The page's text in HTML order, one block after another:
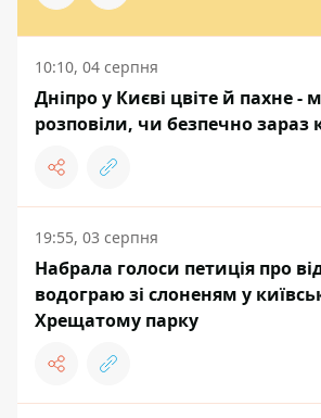
10:10, 04 серпня
Дніпро у Києві цвіте й пахне -
розповіли, чи безпечно зараз
19:55, 03 серпня
Набрала голоси петиція про
водограю зі слоненям у
Хрещатому парку